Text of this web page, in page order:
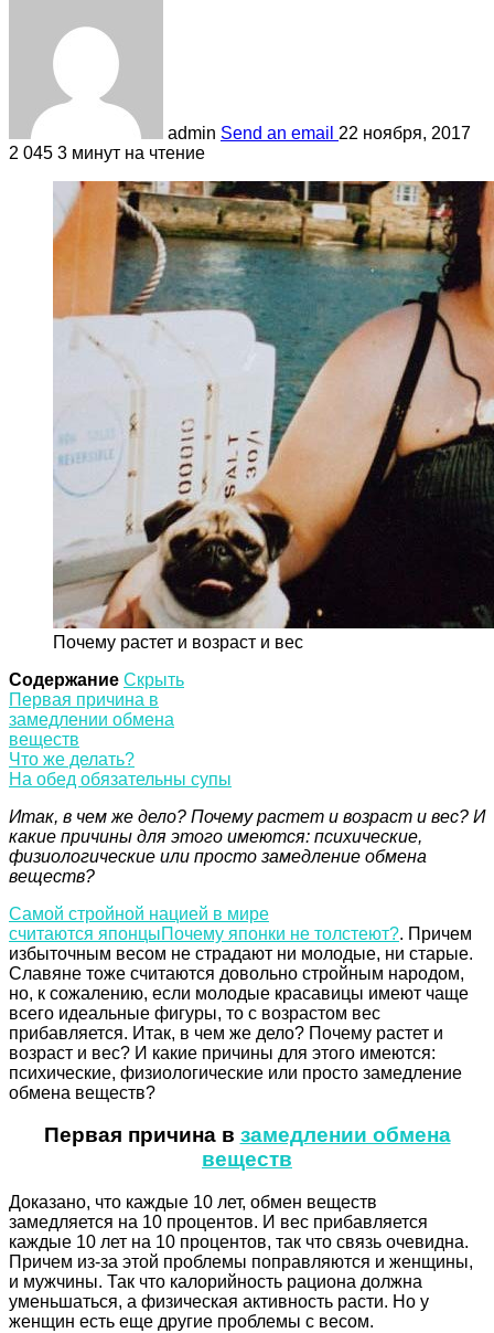
admin Send an email 22 ноября, 2017
2 045 3 минут на чтение
Почему растет и возраст и вес
Содержание Скрыть
Первая причина в
замедлении обмена
веществ
Что же делать?
На обед обязательны супы
Итак, в чем же дело? Почему растет и возраст и вес? И
какие причины для этого имеются: психические,
физиологические или просто замедление обмена
веществ?
Самой стройной нацией в мире
считаются японцыПочему японки не толстеют?. Причем
избыточным весом не страдают ни молодые, ни старые.
Славяне тоже считаются довольно стройным народом,
но, к сожалению, если молодые красавицы имеют чаще
всего идеальные фигуры, то с возрастом вес
прибавляется. Итак, в чем же дело? Почему растет и
возраст и вес? И какие причины для этого имеются:
психические, физиологические или просто замедление
обмена веществ?
Первая причина в замедлении обмена
веществ
Доказано, что каждые 10 лет, обмен веществ
замедляется на 10 процентов. И вес прибавляется
каждые 10 лет на 10 процентов, так что связь очевидна.
Причем из-за этой проблемы поправляются и женщины,
и мужчины. Так что калорийность рациона должна
уменьшаться, а физическая активность расти. Но у
женщин есть еще другие проблемы с весом.